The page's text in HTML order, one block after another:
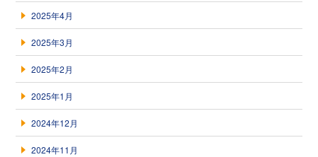
2025年4月
2025年3月
2025年2月
2025年1月
2024年12月
2024年11月